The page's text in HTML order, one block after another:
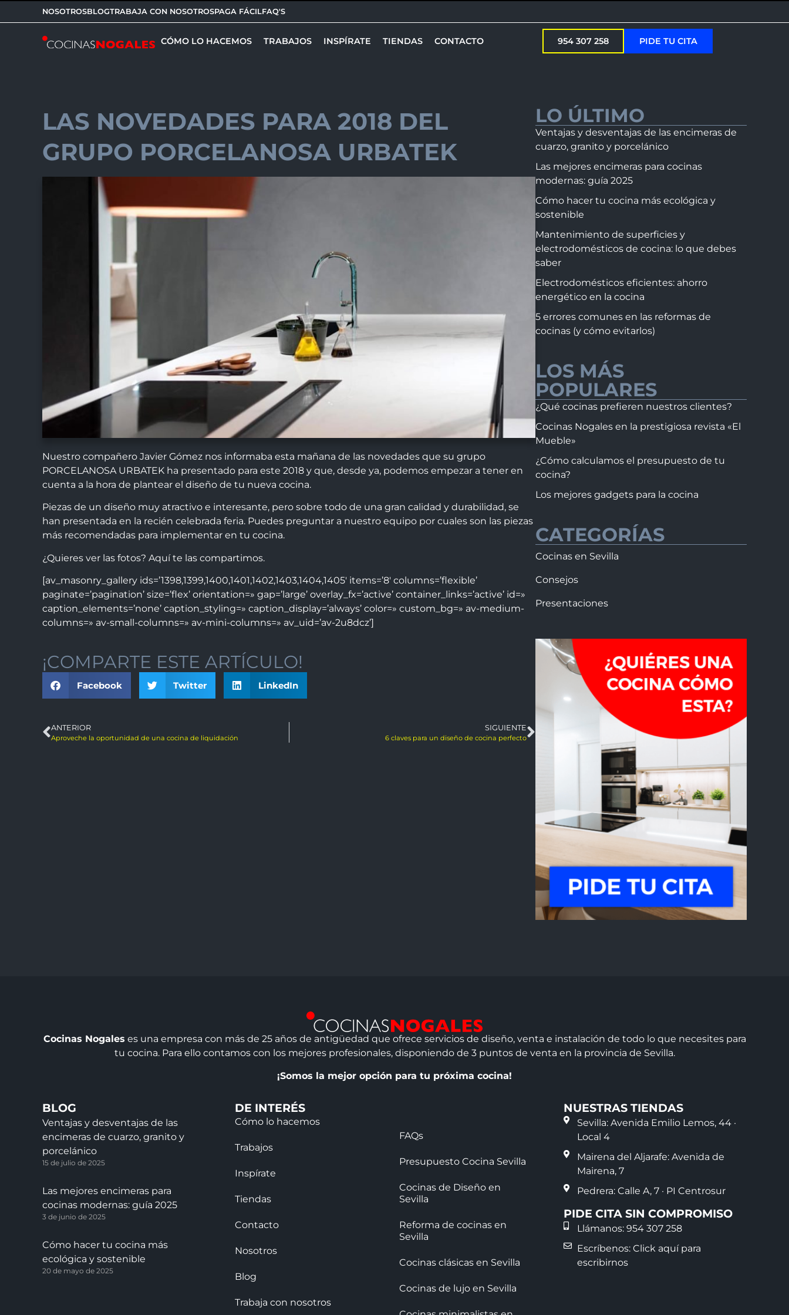
NOSOTROSBLOGTRABAJA CON NOSOTROSPAGA FÁCILFAQ'S
CÓMO LO HACEMOS TRABAJOS INSPÍRATE TIENDAS CONTACTO 954 307 258 PIDE TU CITA
LAS NOVEDADES PARA 2018 DEL
GRUPO PORCELANOSA URBATEK
Nuestro compañero Javier Gómez nos informaba esta mañana de las novedades que su grupo
PORCELANOSA URBATEK ha presentado para este 2018 y que, desde ya, podemos empezar a tener en
cuenta a la hora de plantear el diseño de tu nueva cocina.
Piezas de un diseño muy atractivo e interesante, pero sobre todo de una gran calidad y durabilidad, se
han presentada en la recién celebrada feria. Puedes preguntar a nuestro equipo por cuales son las piezas
más recomendadas para implementar en tu cocina.
¿Quieres ver las fotos? Aquí te las compartimos.
[av_masonry_gallery ids=’1398,1399,1400,1401,1402,1403,1404,1405′ items=’8′ columns=’flexible’
paginate=’pagination’ size=’flex’ orientation=» gap=’large’ overlay_fx=’active’ container_links=’active’ id=»
caption_elements=’none’ caption_styling=» caption_display=’always’ color=» custom_bg=» av-medium-
columns=» av-small-columns=» av-mini-columns=» av_uid=’av-2u8dcz’]
¡COMPARTE ESTE ARTÍCULO!
Facebook Twitter LinkedIn
ANTERIOR
Aproveche la oportunidad de una cocina de liquidación
SIGUIENTE
6 claves para un diseño de cocina perfecto
LO ÚLTIMO
Ventajas y desventajas de las encimeras de
cuarzo, granito y porcelánico
Las mejores encimeras para cocinas
modernas: guía 2025
Cómo hacer tu cocina más ecológica y
sostenible
Mantenimiento de superficies y
electrodomésticos de cocina: lo que debes
saber
Electrodomésticos eficientes: ahorro
energético en la cocina
5 errores comunes en las reformas de
cocinas (y cómo evitarlos)
LOS MÁS
POPULARES
¿Qué cocinas prefieren nuestros clientes?
Cocinas Nogales en la prestigiosa revista «El
Mueble»
¿Cómo calculamos el presupuesto de tu
cocina?
Los mejores gadgets para la cocina
CATEGORÍAS
Cocinas en Sevilla
Consejos
Presentaciones
Cocinas Nogales es una empresa con más de 25 años de antigüedad que ofrece servicios de diseño, venta e instalación de todo lo que necesites para
tu cocina. Para ello contamos con los mejores profesionales, disponiendo de 3 puntos de venta en la provincia de Sevilla.
¡Somos la mejor opción para tu próxima cocina!
BLOG
Ventajas y desventajas de las
encimeras de cuarzo, granito y
porcelánico
15 de julio de 2025
Las mejores encimeras para
cocinas modernas: guía 2025
3 de junio de 2025
Cómo hacer tu cocina más
ecológica y sostenible
20 de mayo de 2025
DE INTERÉS
Cómo lo hacemos
Trabajos
Inspírate
Tiendas
Contacto
Nosotros
Blog
Trabaja con nosotros
FAQs
Presupuesto Cocina Sevilla
Cocinas de Diseño en
Sevilla
Reforma de cocinas en
Sevilla
Cocinas clásicas en Sevilla
Cocinas de lujo en Sevilla
NUESTRAS TIENDAS
Sevilla: Avenida Emilio Lemos, 44 ·
Local 4
Mairena del Aljarafe: Avenida de
Mairena, 7
Pedrera: Calle A, 7 · PI Centrosur
PIDE CITA SIN COMPROMISO
Llámanos: 954 307 258
Escríbenos: Click aquí para
escribirnos